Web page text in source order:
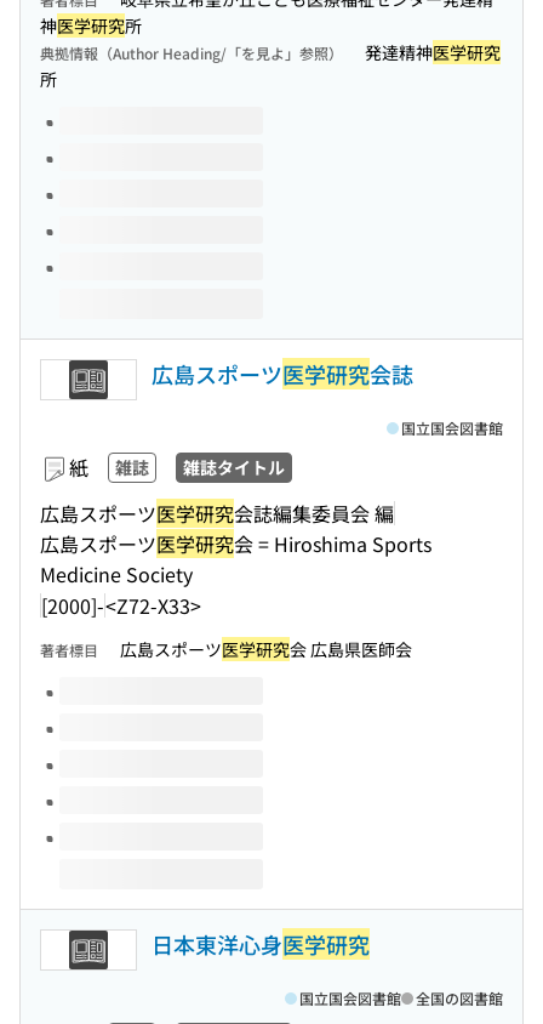
神医学研究所
典拠情報（Author Heading/「を見よ」参照） 発達精神医学研究
所
このタイトルの巻号
広島スポーツ医学研究会誌
紙 雑誌 雑誌タイトル
広島スポーツ医学研究会誌編集委員会 編
広島スポーツ医学研究会 = Hiroshima Sports
Medicine Society
[2000]-<Z72-X33>
国立国会図書館
著者標目 広島スポーツ医学研究会 広島県医師会
このタイトルの巻号
日本東洋心身医学研究
国立国会図書館 全国の図書館